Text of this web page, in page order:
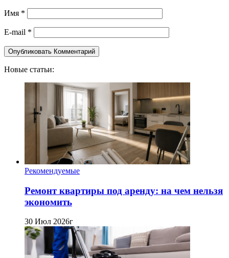
Имя *
E-mail *
Новые статьи:
Рекомендуемые
Ремонт квартиры под аренду: на чем нельзя
экономить
30 Июл 2026г